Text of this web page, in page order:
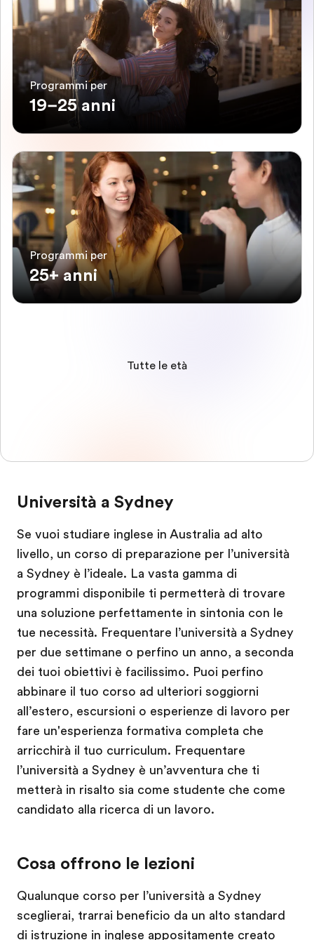
Programmi per
19–25 anni
Programmi per
25+ anni
Tutte le età
Università a Sydney
Se vuoi studiare inglese in Australia ad alto
livello, un corso di preparazione per l’università
a Sydney è l’ideale. La vasta gamma di
programmi disponibile ti permetterà di trovare
una soluzione perfettamente in sintonia con le
tue necessità. Frequentare l’università a Sydney
per due settimane o perfino un anno, a seconda
dei tuoi obiettivi è facilissimo. Puoi perfino
abbinare il tuo corso ad ulteriori soggiorni
all’estero, escursioni o esperienze di lavoro per
fare un'esperienza formativa completa che
arricchirà il tuo curriculum. Frequentare
l’università a Sydney è un’avventura che ti
metterà in risalto sia come studente che come
candidato alla ricerca di un lavoro.
Cosa offrono le lezioni
Qualunque corso per l’università a Sydney
sceglierai, trarrai beneficio da un alto standard
di istruzione in inglese appositamente creato